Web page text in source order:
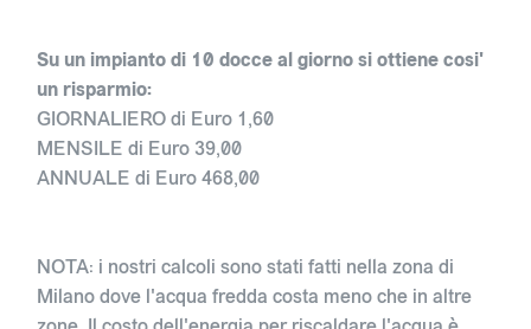
Su un impianto di 10 docce al giorno si ottiene cosi'
un risparmio:
GIORNALIERO di Euro 1,60
MENSILE di Euro 39,00
ANNUALE di Euro 468,00
NOTA: i nostri calcoli sono stati fatti nella zona di
Milano dove l'acqua fredda costa meno che in altre